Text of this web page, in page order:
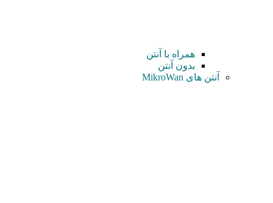
همراه با آنتن
بدون آنتن
آنتن های MikroWan